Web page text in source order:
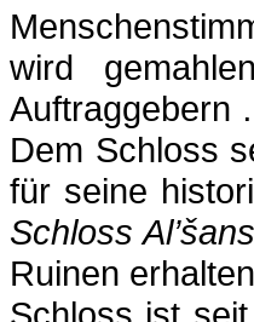
wird
Auftraggebern
Dem Schloss
für seine
Schloss
Ruinen
Schloss ist